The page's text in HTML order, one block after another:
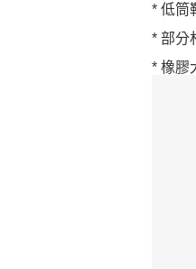
* 低筒
* 部分
* 橡膠